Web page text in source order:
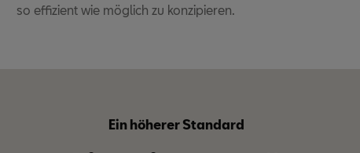
so effizient wie möglich zu konzipieren.
Ein höherer Standard